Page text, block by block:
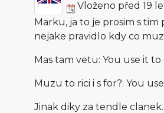
Vloženo před 19
Marku, ja to je prosim s tim
nejake pravidlo kdy co
Mas tam vetu: You use it
Muzu to rici i s for?: You
Jinak diky za tendle